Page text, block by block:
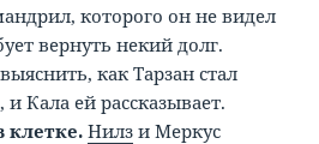
которого он не видел
вернуть некий долг.
как Тарзан стал
Кала ей рассказывает.
клетке.Нилз и Меркус